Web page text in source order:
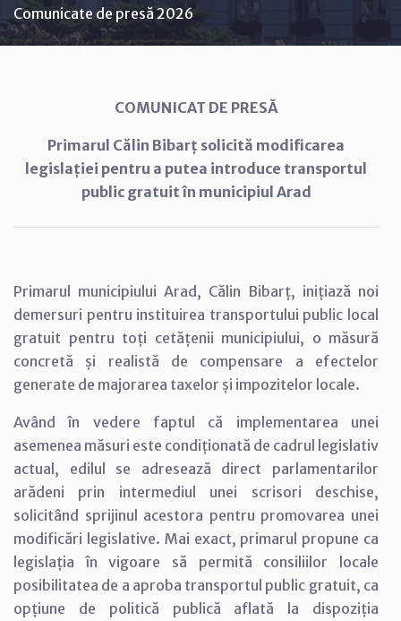
Comunicate de presă 2026
COMUNICAT DE PRESĂ
Primarul Călin Bibarț solicită modificarea
legislației pentru a putea introduce transportul
public gratuit în municipiul Arad
Primarul municipiului Arad, Călin Bibarț, inițiază noi
demersuri pentru instituirea transportului public local
gratuit pentru toți cetățenii municipiului, o măsură
concretă și realistă de compensare a efectelor
generate de majorarea taxelor și impozitelor locale.
Având în vedere faptul că implementarea unei
asemenea măsuri este condiționată de cadrul legislativ
actual, edilul se adresează direct parlamentarilor
arădeni prin intermediul unei scrisori deschise,
solicitând sprijinul acestora pentru promovarea unei
modificări legislative. Mai exact, primarul propune ca
legislația în vigoare să permită consiliilor locale
posibilitatea de a aproba transportul public gratuit, ca
opțiune de politică publică aflată la dispoziția